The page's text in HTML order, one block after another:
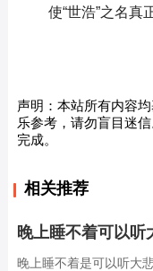
使“世浩”之名真
声明：本站所有内容
乐参考，请勿盲目迷
完成。
相关推荐
晚上睡不着可以听
晚上睡不着是可以听大